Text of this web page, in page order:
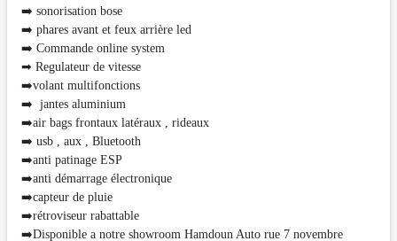
➡️ sonorisation bose
➡️ phares avant et feux arrière led
➡️ Commande online system
➡ Regulateur de vitesse
➡️volant multifonctions
➡️ jantes aluminium
➡️air bags frontaux latéraux , rideaux
➡️ usb , aux , Bluetooth
➡️anti patinage ESP
➡️anti démarrage électronique
➡️capteur de pluie
➡️rétroviseur rabattable
➡️Disponible a notre showroom Hamdoun Auto rue 7 novembre